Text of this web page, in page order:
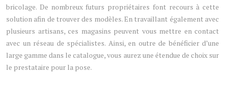
bricolage. De nombreux futurs propriétaires font recours à cette
solution afin de trouver des modèles. En travaillant également avec
plusieurs artisans, ces magasins peuvent vous mettre en contact
avec un réseau de spécialistes. Ainsi, en outre de bénéficier d’une
large gamme dans le catalogue, vous aurez une étendue de choix sur
le prestataire pour la pose.